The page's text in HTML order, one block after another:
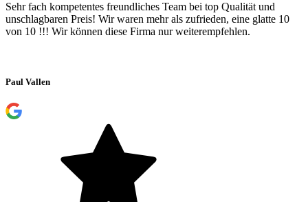
Sehr fach kompetentes freundliches Team bei top Qualität und
unschlagbaren Preis! Wir waren mehr als zufrieden, eine glatte 10
von 10 !!! Wir können diese Firma nur weiterempfehlen.
Paul Vallen